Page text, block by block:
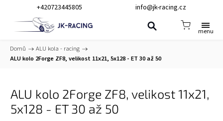
+420723445805 info@jk-racing.cz
Domů / ALU kola - racing /
ALU kolo 2Forge ZF8, velikost 11x21, 5x128 - ET 30 až 50
ALU kolo 2Forge ZF8, velikost 11x21,
5x128 - ET 30 až 50